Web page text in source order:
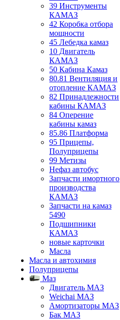
39 Инструменты
КАМАЗ
42 Коробка отбора
мощности
45 Лебедка камаз
10 Двигатель
КАМАЗ
50 Кабина Камаз
80.81 Вентиляция и
отопление КАМАЗ
82 Принадлежности
кабины КАМАЗ
84 Оперение
кабины камаз
85.86 Платформа
95 Прицепы,
Полуприцепы
99 Метизы
Нефаз автобус
Запчасти имортного
производства
КАМАЗ
Запчасти на камаз
5490
Подшипники
КАМАЗ
новые карточки
Масла
Масла и автохимия
Полуприцепы
Маз
Двигатель МАЗ
Weichai МАЗ
Амортизаторы МАЗ
Бак МАЗ